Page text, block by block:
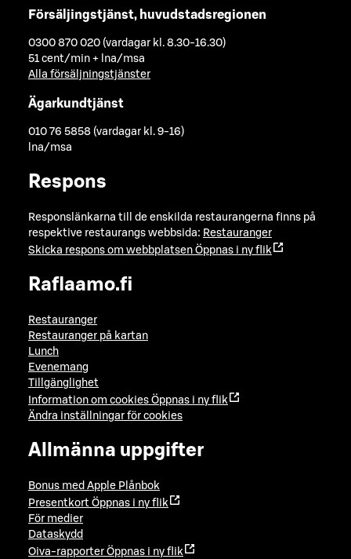
Försäljingstjänst, huvudstadsregionen
0300 870 020 (vardagar kl. 8.30-16.30)
51 cent/min + lna/msa
Alla försäljningstjänster
Ägarkundtjänst
010 76 5858 (vardagar kl. 9-16)
lna/msa
Respons
Responslänkarna till de enskilda restaurangerna finns på
respektive restaurangs webbsida: Restauranger
Skicka respons om webbplatsen Öppnas i ny flik
Raflaamo.fi
Restauranger
Restauranger på kartan
Lunch
Evenemang
Tillgänglighet
Information om cookies Öppnas i ny flik
Ändra inställningar för cookies
Allmänna uppgifter
Bonus med Apple Plånbok
Presentkort Öppnas i ny flik
För medier
Dataskydd
Oiva-rapporter Öppnas i ny flik